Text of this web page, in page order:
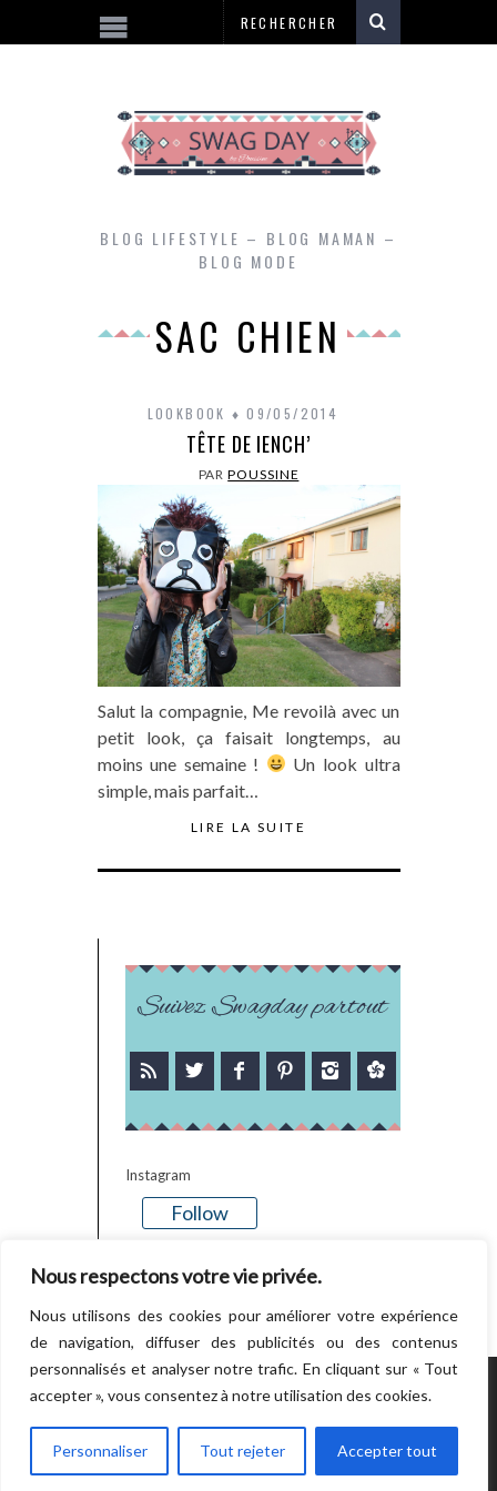
Nous respectons votre vie privée.
Nous utilisons des cookies pour améliorer votre expérience
de navigation, diffuser des publicités ou des contenus
personnalisés et analyser notre trafic. En cliquant sur « Tout
accepter », vous consentez à notre utilisation des cookies.
Personnaliser Tout rejeter Accepter tout
BLOG LIFESTYLE – BLOG MAMAN –
BLOG MODE
SAC CHIEN
LOOKBOOK 09/05/2014
TÊTE DE IENCH’
PARPOUSSINE
Salut la compagnie, Me revoilà avec un
petit look, ça faisait longtemps, au
moins une semaine !
Un look ultra
simple, mais parfait…
LIRE LA SUITE
Suivez Swagday partout
Instagram
Follow
POWERED BY WORDPRESS.CREATED BY
THEMESINDEP
RETOUR EN HAUT